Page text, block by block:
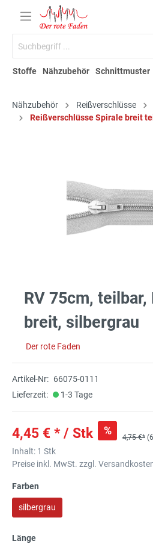
Stoffe Nähzubehör Schnittmuster
Nähzubehör Reißverschlüsse
Reißverschlüsse Spirale breit
RV 75cm, teilbar,
breit, silbergrau
Der rote Faden
Artikel-Nr: 66075-0111
Lieferzeit:
1-3 Tage
4,45 € * / Stk %
4,75 €*
Inhalt: 1 Stk
Preise inkl. MwSt. zzgl.
Farben
silbergrau
Länge